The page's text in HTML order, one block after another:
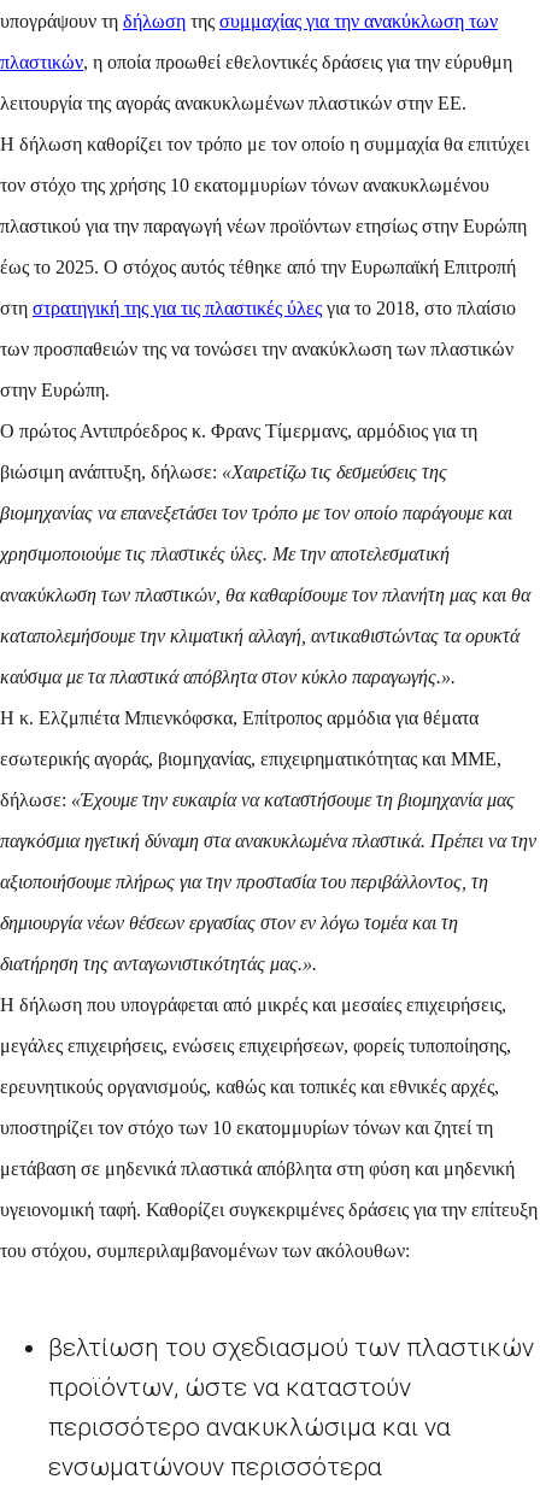
υπογράψουν τη δήλωση της συμμαχίας για την ανακύκλωση των
πλαστικών, η οποία προωθεί εθελοντικές δράσεις για την εύρυθμη
λειτουργία της αγοράς ανακυκλωμένων πλαστικών στην ΕΕ.
Η δήλωση καθορίζει τον τρόπο με τον οποίο η συμμαχία θα επιτύχει
τον στόχο της χρήσης 10 εκατομμυρίων τόνων ανακυκλωμένου
πλαστικού για την παραγωγή νέων προϊόντων ετησίως στην Ευρώπη
έως το 2025. Ο στόχος αυτός τέθηκε από την Ευρωπαϊκή Επιτροπή
στη στρατηγική της για τις πλαστικές ύλες για το 2018, στο πλαίσιο
των προσπαθειών της να τονώσει την ανακύκλωση των πλαστικών
στην Ευρώπη.
Ο πρώτος Αντιπρόεδρος κ. Φρανς Τίμερμανς, αρμόδιος για τη
βιώσιμη ανάπτυξη, δήλωσε: «Χαιρετίζω τις δεσμεύσεις της
βιομηχανίας να επανεξετάσει τον τρόπο με τον οποίο παράγουμε και
χρησιμοποιούμε τις πλαστικές ύλες. Με την αποτελεσματική
ανακύκλωση των πλαστικών, θα καθαρίσουμε τον πλανήτη μας και θα
καταπολεμήσουμε την κλιματική αλλαγή, αντικαθιστώντας τα ορυκτά
καύσιμα με τα πλαστικά απόβλητα στον κύκλο παραγωγής.».
Η κ. Ελζμπιέτα Μπιενκόφσκα, Επίτροπος αρμόδια για θέματα
εσωτερικής αγοράς, βιομηχανίας, επιχειρηματικότητας και ΜΜΕ,
δήλωσε: «Έχουμε την ευκαιρία να καταστήσουμε τη βιομηχανία μας
παγκόσμια ηγετική δύναμη στα ανακυκλωμένα πλαστικά. Πρέπει να την
αξιοποιήσουμε πλήρως για την προστασία του περιβάλλοντος, τη
δημιουργία νέων θέσεων εργασίας στον εν λόγω τομέα και τη
διατήρηση της ανταγωνιστικότητάς μας.».
Η δήλωση που υπογράφεται από μικρές και μεσαίες επιχειρήσεις,
μεγάλες επιχειρήσεις, ενώσεις επιχειρήσεων, φορείς τυποποίησης,
ερευνητικούς οργανισμούς, καθώς και τοπικές και εθνικές αρχές,
υποστηρίζει τον στόχο των 10 εκατομμυρίων τόνων και ζητεί τη
μετάβαση σε μηδενικά πλαστικά απόβλητα στη φύση και μηδενική
υγειονομική ταφή. Καθορίζει συγκεκριμένες δράσεις για την επίτευξη
του στόχου, συμπεριλαμβανομένων των ακόλουθων:
βελτίωση του σχεδιασμού των πλαστικών
προϊόντων, ώστε να καταστούν
περισσότερο ανακυκλώσιμα και να
ενσωματώνουν περισσότερα